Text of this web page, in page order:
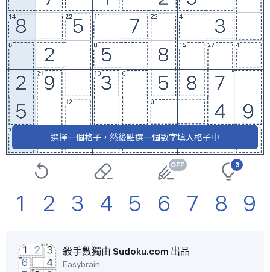
設定
專家
重新開始
選擇一個格子，然後點選一個數字填入格子中
3
1 2 3 4 5 6 7 8 9
殺手數獨由 Sudoku.com 出品
Easybrain